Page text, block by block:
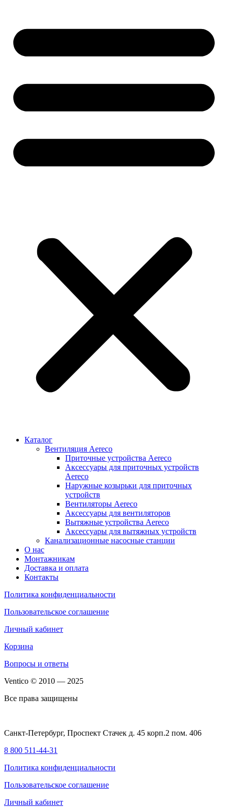
Каталог
Вентиляция Aereco
Приточные устройства Aereco
Аксессуары для приточных устройств
Aereco
Наружные козырьки для приточных
устройств
Вентиляторы Aereco
Аксессуары для вентиляторов
Вытяжные устройства Aereco
Аксессуары для вытяжных устройств
Канализационные насосные станции
О нас
Монтажникам
Доставка и оплата
Контакты
Политика конфиденциальности
Пользовательское соглашение
Личный кабинет
Корзина
Вопросы и ответы
Ventico © 2010 — 2025
Все права защищены
Санкт-Петербург, Проспект Стачек д. 45 корп.2 пом. 406
8 800 511-44-31
Политика конфиденциальности
Пользовательское соглашение
Личный кабинет